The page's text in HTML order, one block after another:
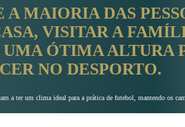
MAIORIA DAS
VISITAR A
ÓTIMA ALTURA
NO DESPORTO.
a ter um clima ideal para a prática de futebol, mantendo os